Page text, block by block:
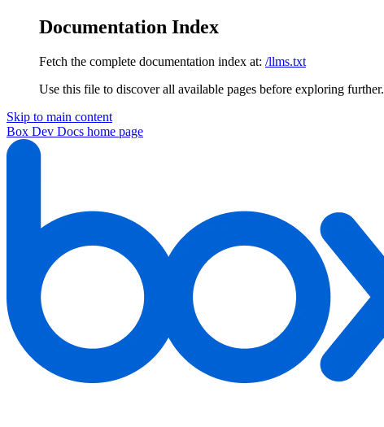
Documentation Index
Fetch the complete documentation index at: /llms.txt
Use this file to discover all available pages before exploring further.
Skip to main content
Box Dev Docs home page